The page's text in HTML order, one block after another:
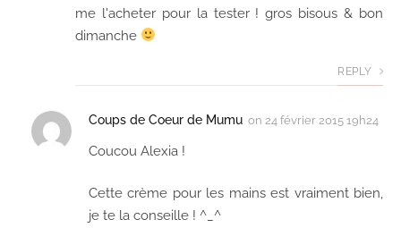
me l'acheter pour la tester ! gros bisous & bon
dimanche
REPLY
Coups de Coeur de Mumu on 24 février 2015 19h24
Coucou Alexia !
Cette crème pour les mains est vraiment bien,
je te la conseille ! ^_^